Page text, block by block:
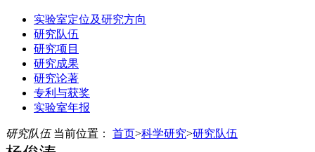
实验室定位及研究方向
研究队伍
研究项目
研究成果
研究论著
专利与获奖
实验室年报
研究队伍 当前位置： 首页>科学研究>研究队伍